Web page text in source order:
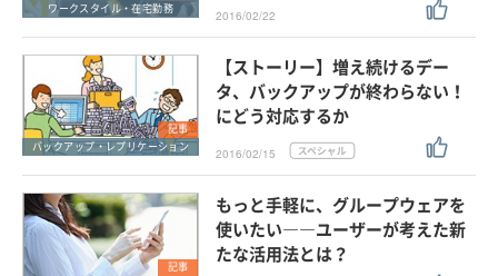
ワークスタイル・在宅勤務
2016/02/22
記事
バックアップ・レプリケーション
【ストーリー】増え続けるデー
タ、バックアップが終わらない！
にどう対応するか
2016/02/15
記事
もっと手軽に、グループウェアを
使いたい――ユーザーが考えた新
たな活用法とは？